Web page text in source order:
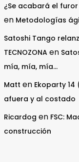
¿Se acabará el furor
en Metodologías
Satoshi Tango
TECNOZONAen
mía, mía, mía…
Matt en Ekoparty
afuera y al costado
Ricardog en FSC:
construcción